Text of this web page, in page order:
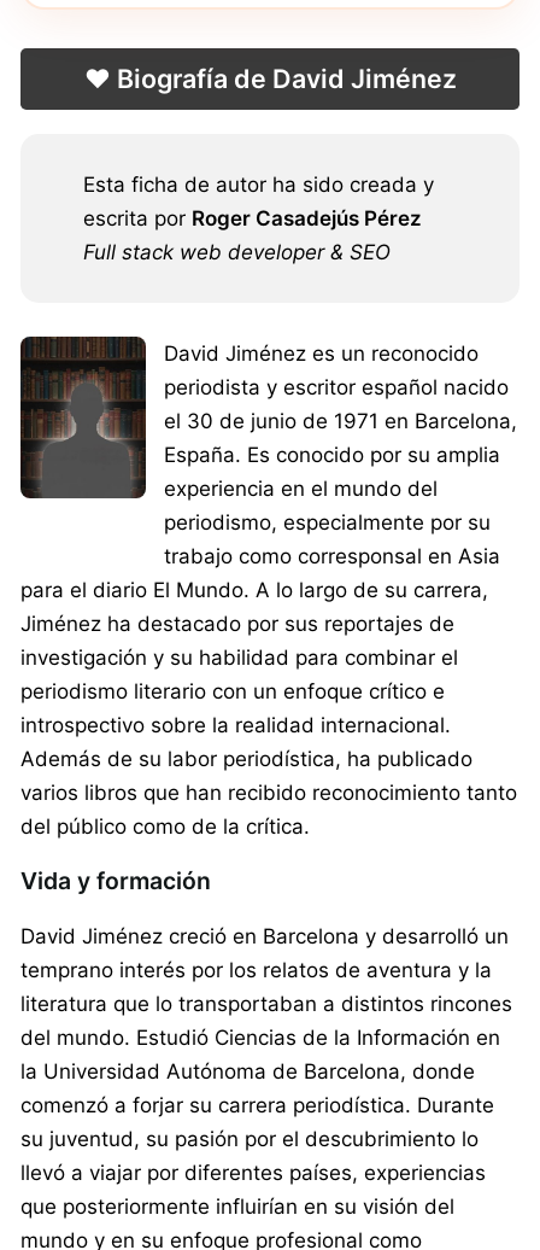
❤️ Biografía de David Jiménez
Esta ficha de autor ha sido creada y
escrita por Roger Casadejús Pérez
Full stack web developer & SEO
David Jiménez es un reconocido
periodista y escritor español nacido
el 30 de junio de 1971 en Barcelona,
España. Es conocido por su amplia
experiencia en el mundo del
periodismo, especialmente por su
trabajo como corresponsal en Asia
para el diario El Mundo. A lo largo de su carrera,
Jiménez ha destacado por sus reportajes de
investigación y su habilidad para combinar el
periodismo literario con un enfoque crítico e
introspectivo sobre la realidad internacional.
Además de su labor periodística, ha publicado
varios libros que han recibido reconocimiento tanto
del público como de la crítica.
Vida y formación
David Jiménez creció en Barcelona y desarrolló un
temprano interés por los relatos de aventura y la
literatura que lo transportaban a distintos rincones
del mundo. Estudió Ciencias de la Información en
la Universidad Autónoma de Barcelona, donde
comenzó a forjar su carrera periodística. Durante
su juventud, su pasión por el descubrimiento lo
llevó a viajar por diferentes países, experiencias
que posteriormente influirían en su visión del
mundo y en su enfoque profesional como